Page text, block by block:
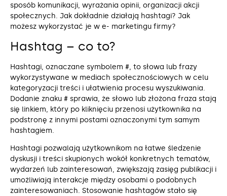
sposób komunikacji, wyrażania opinii, organizacji akcji
społecznych. Jak dokładnie działają hashtagi? Jak
możesz wykorzystać je w e- marketingu firmy?
Hashtag – co to?
Hashtagi, oznaczane symbolem #, to słowa lub frazy
wykorzystywane w mediach społecznościowych w celu
kategoryzacji treści i ułatwienia procesu wyszukiwania.
Dodanie znaku # sprawia, że słowo lub złożona fraza stają
się linkiem, który po kliknięciu przenosi użytkownika na
podstronę z innymi postami oznaczonymi tym samym
hashtagiem.
Hashtagi pozwalają użytkownikom na łatwe śledzenie
dyskusji i treści skupionych wokół konkretnych tematów,
wydarzeń lub zainteresowań, zwiększają zasięg publikacji i
umożliwiają interakcje między osobami o podobnych
zainteresowaniach. Stosowanie hashtagów stało się